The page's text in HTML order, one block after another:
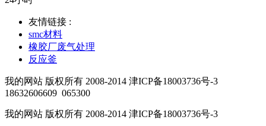
友情链接 :
smc材料
橡胶厂废气处理
反应釜
我的网站 版权所有 2008-2014 津ICP备18003736号-3
18632606609 065300
我的网站 版权所有 2008-2014 津ICP备18003736号-3